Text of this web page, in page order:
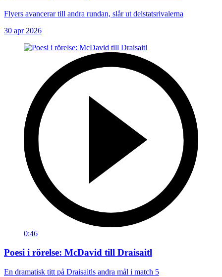
Flyers avancerar till andra rundan, slår ut delstatsrivalerna
30 apr 2026
0:46
Poesi i rörelse: McDavid till Draisaitl
En dramatisk titt på Draisaitls andra mål i match 5